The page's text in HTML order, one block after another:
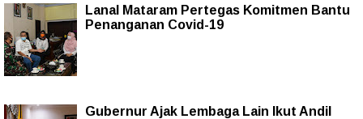
Lanal Mataram Pertegas Komitmen Bantu
Penanganan Covid-19
Gubernur Ajak Lembaga Lain Ikut Andil